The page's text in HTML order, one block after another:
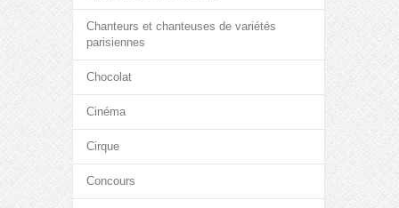
Chanteurs et chanteuses de variétés
parisiennes
Chocolat
Cinéma
Cirque
Concours